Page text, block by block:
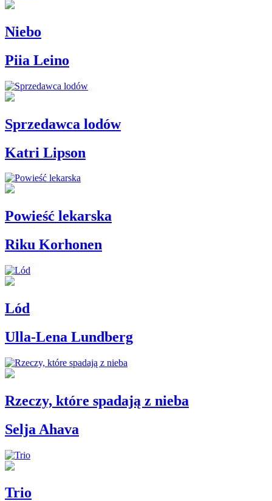
Niebo
Piia Leino
Sprzedawca lodów
Katri Lipson
Powieść lekarska
Riku Korhonen
Lód
Ulla-Lena Lundberg
Rzeczy, które spadają z nieba
Selja Ahava
Trio